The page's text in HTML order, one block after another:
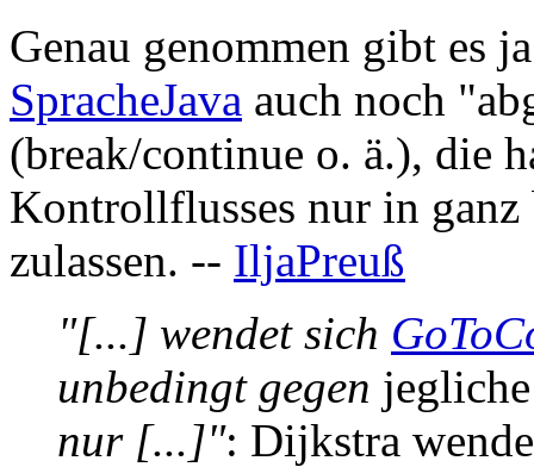
Genau genommen gibt es
SpracheJava auch noch
(break/continue o. ä.), die
Kontrollflusses nur in
zulassen. -- IljaPreuß
"[...] wendet sich
unbedingt gegen jegliche
nur [...]": Dijkstra